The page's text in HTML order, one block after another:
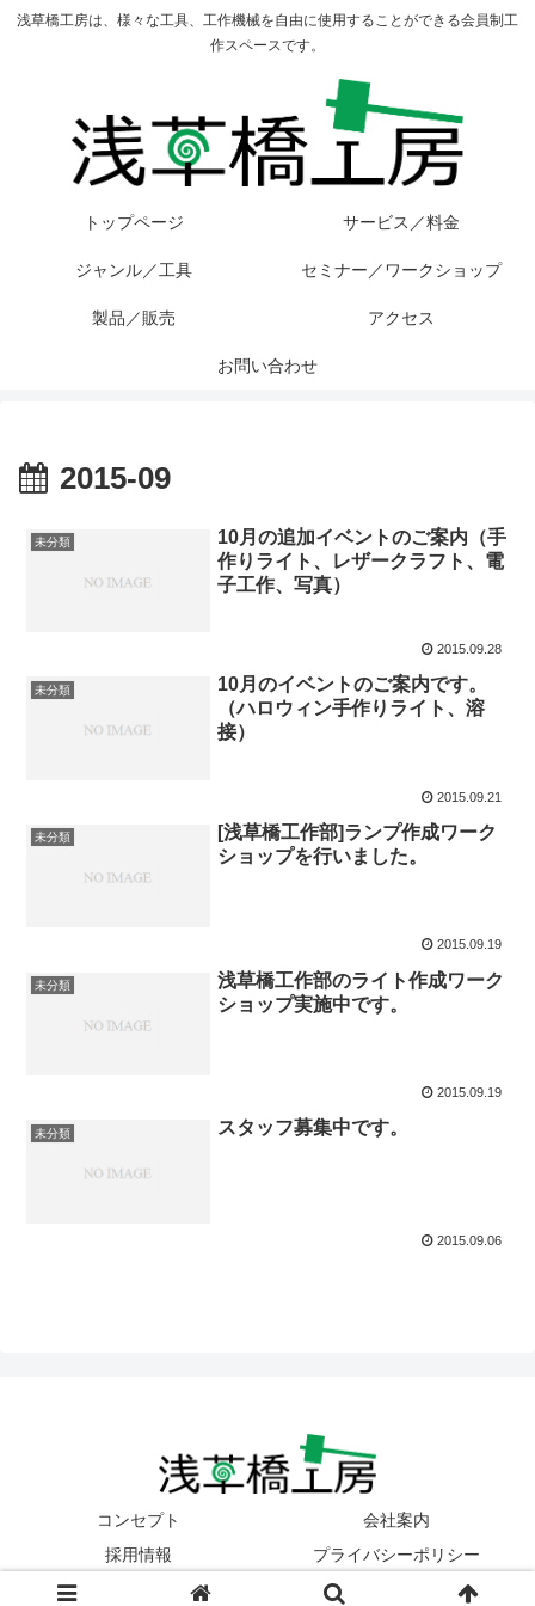
浅草橋工房は、様々な工具、工作機械を自由に使用することができる会員制工
作スペースです。
トップページ サービス／料金
ジャンル／工具 セミナー／ワークショップ
製品／販売 アクセス
お問い合わせ
2015-09
未分類
10月の追加イベントのご案内（手
作りライト、レザークラフト、電
子工作、写真）
2015.09.28
未分類
10月のイベントのご案内です。
（ハロウィン手作りライト、溶
接）
2015.09.21
未分類
[浅草橋工作部]ランプ作成ワーク
ショップを行いました。
2015.09.19
未分類
浅草橋工作部のライト作成ワーク
ショップ実施中です。
2015.09.19
未分類 スタッフ募集中です。
2015.09.06
コンセプト
会社案内
採用情報
プライバシーポリシー
© 2014 浅草橋工房ホームページ.